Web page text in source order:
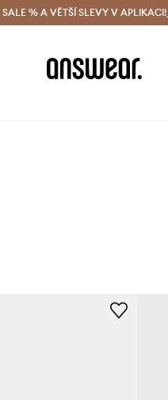
Kč) Doručení i do 24 h
SALE % A VĚTŠÍ SLEVY V APLIKACI!